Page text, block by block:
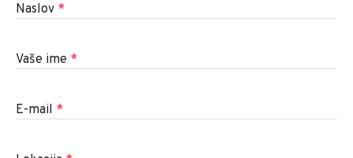
Naslov *
Vaše ime *
E-mail *